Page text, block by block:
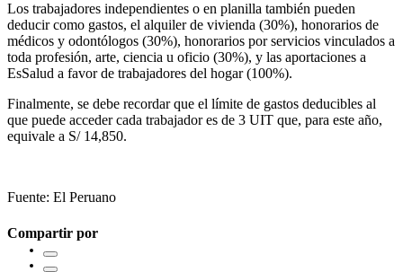
Los trabajadores independientes o en planilla también pueden
deducir como gastos, el alquiler de vivienda (30%), honorarios de
médicos y odontólogos (30%), honorarios por servicios vinculados a
toda profesión, arte, ciencia u oficio (30%), y las aportaciones a
EsSalud a favor de trabajadores del hogar (100%).
Finalmente, se debe recordar que el límite de gastos deducibles al
que puede acceder cada trabajador es de 3 UIT que, para este año,
equivale a S/ 14,850.
Fuente: El Peruano
Compartir por